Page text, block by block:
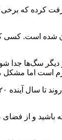
که برخی از
شده است. کسی
سگ‌ها جدا
اما مشکل
و از